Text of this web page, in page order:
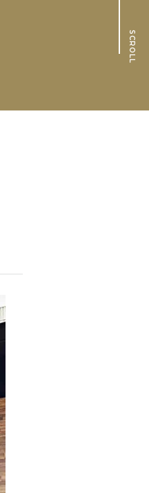
SCROLL